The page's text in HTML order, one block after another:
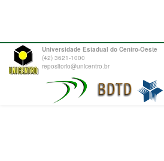
Universidade Estadual do Centro-Oeste
(42) 3621-1000
repositorio@unicentro.br